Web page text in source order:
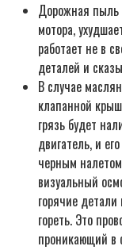
Дорожная пыль
мотора,
работает не в
деталей и
В случае
клапанной
грязь будет
двигатель, и
черным
визуальный
горячие
гореть. Это
проникающий в